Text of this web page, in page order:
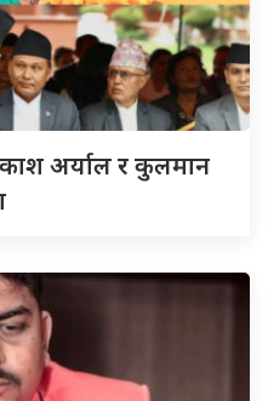
अर्याल र कुलमान